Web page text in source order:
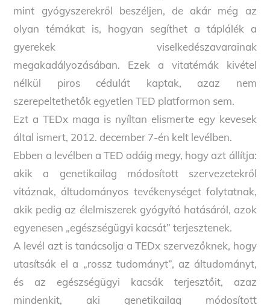
mint gyógyszerekről beszéljen, de akár még az
olyan témákat is, hogyan segíthet a táplálék a
gyerekek viselkedészavarainak
megakadályozásában. Ezek a vitatémák kivétel
nélkül piros cédulát kaptak, azaz nem
szerepeltethetők egyetlen TED platformon sem.
Ezt a TEDx maga is nyíltan elismerte egy kevesek
által ismert, 2012. december 7-én kelt levélben.
Ebben a levélben a TED odáig megy, hogy azt állítja:
akik a genetikailag módosított szervezetekről
vitáznak, áltudományos tevékenységet folytatnak,
akik pedig az élelmiszerek gyógyító hatásáról, azok
egyenesen „egészségügyi kacsát” terjesztenek.
A levél azt is tanácsolja a TEDx szervezőknek, hogy
utasítsák el a „rossz tudományt”, az áltudományt,
és az egészségügyi kacsák terjesztőit, azaz
mindenkit, aki genetikailag módosított